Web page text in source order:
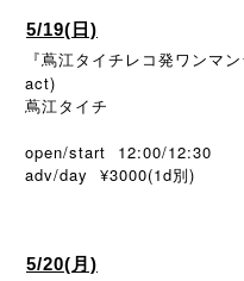
5/19(日)
『蔦江タイチレコ発ワンマ
act)
蔦江タイチ
open/start 12:00/12:30
adv/day ¥3000(1d別 )
5/20(月)